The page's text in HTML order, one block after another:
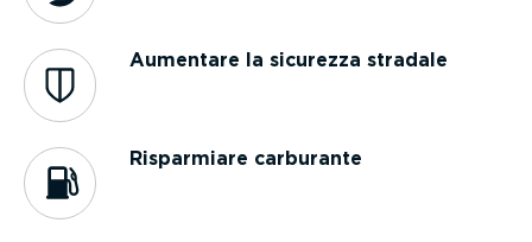
Aumentare la sicurezza stradale
Risparmiare carburante